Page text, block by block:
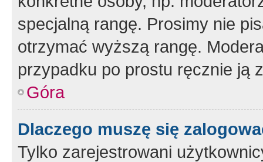
specjalną rangę. Prosimy nie
otrzymać wyższą rangę.
przypadku po prostu ręcznie ją
Góra
Dlaczego muszę się
Tylko zarejestrowani